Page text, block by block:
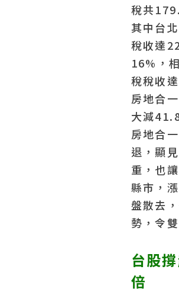
稅共
其中台
稅收達
16%，
稅稅收
房地合
大減
房地合
退，顯
重，也
縣市，
盤散去
勢，令
台股
倍